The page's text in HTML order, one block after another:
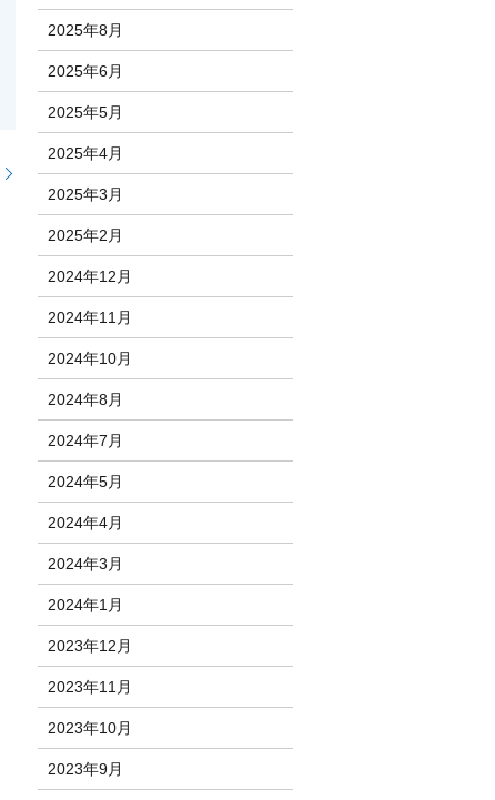
2025年8月
2025年6月
2025年5月
2025年4月
2025年3月
2025年2月
2024年12月
2024年11月
2024年10月
2024年8月
2024年7月
2024年5月
2024年4月
2024年3月
2024年1月
2023年12月
2023年11月
2023年10月
2023年9月